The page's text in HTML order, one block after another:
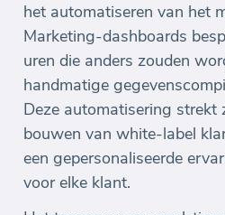
het automatiseren van het
Marketing-dashboards
uren die anders zouden
handmatige
Deze automatisering strekt
bouwen van white-label
een gepersonaliseerde
voor elke klant.